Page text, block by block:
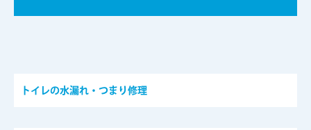
トイレの水漏れ・つまり修理